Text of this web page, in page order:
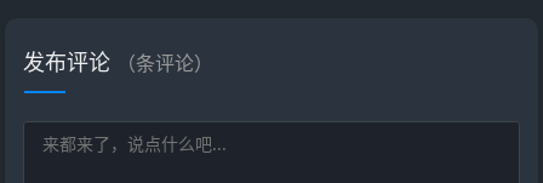
发布评论 （条评论）